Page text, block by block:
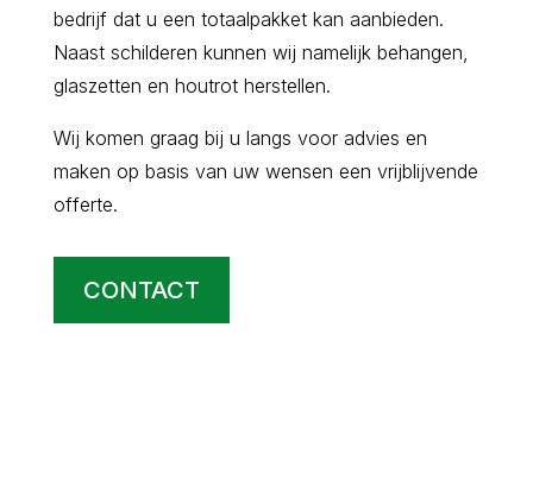
bedrijf dat u een totaalpakket kan aanbieden.
Naast schilderen kunnen wij namelijk behangen,
glaszetten en houtrot herstellen.
Wij komen graag bij u langs voor advies en
maken op basis van uw wensen een vrijblijvende
offerte.
CONTACT